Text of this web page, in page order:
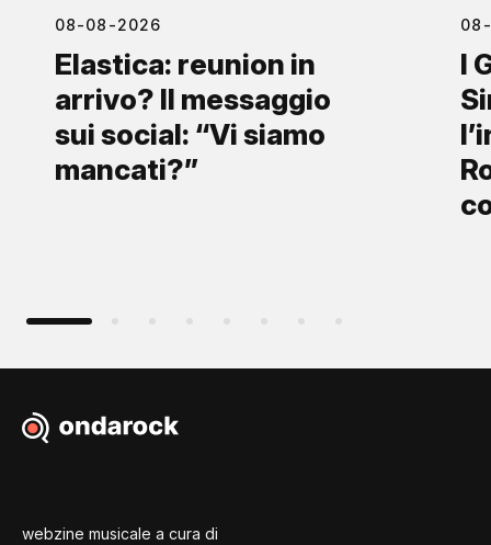
08-08-2026
Elastica: reunion in
arrivo? Il messaggio
sui social: “Vi siamo
mancati?”
I
webzine musicale a cura di